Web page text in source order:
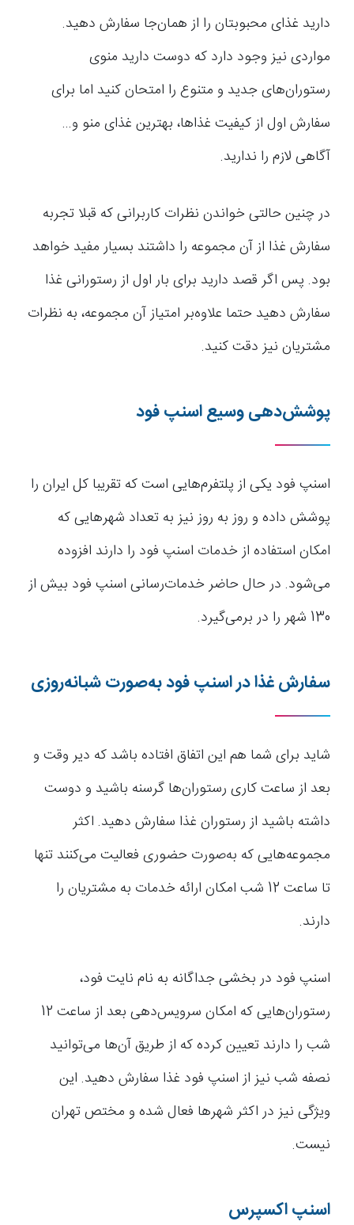
دارید غذای محبوبتان را از همان‌جا سفارش دهید.
مواردی نیز وجود دارد که دوست دارید منوی
رستوران‌های جدید و متنوع را امتحان کنید اما برای
سفارش اول از کیفیت غذاها، بهترین غذای منو و…
آگاهی لازم را ندارید.
در چنین حالتی خواندن نظرات کاربرانی که قبلا تجربه
سفارش غذا از آن مجموعه را داشتند بسیار مفید خواهد
بود. پس اگر قصد دارید برای بار اول از رستورانی غذا
سفارش دهید حتما علاوه‌بر امتیاز آن مجموعه، به نظرات
مشتریان نیز دقت کنید.
پوشش‌دهی وسیع اسنپ فود
اسنپ فود یکی از پلتفرم‌هایی است که تقریبا کل ایران را
پوشش داده و روز به روز نیز به تعداد شهرهایی که
امکان استفاده از خدمات اسنپ فود را دارند افزوده
می‌شود. در حال حاضر خدمات‌رسانی اسنپ فود بیش از
130 شهر را در برمی‌گیرد.
سفارش غذا در اسنپ فود به‌صورت شبانه‌روزی
شاید برای شما هم این اتفاق افتاده باشد که دیر وقت و
بعد از ساعت کاری رستوران‌ها گرسنه باشید و دوست
داشته باشید از رستوران غذا سفارش دهید. اکثر
مجموعه‌هایی که به‌صورت حضوری فعالیت می‌کنند تنها
تا ساعت 12 شب امکان ارائه خدمات به مشتریان را
دارند.
اسنپ فود در بخشی جداگانه به نام نایت فود،
رستوران‌هایی که امکان سرویس‌دهی بعد از ساعت 12
شب را دارند تعیین کرده که از طریق آن‌ها می‌توانید
نصفه شب نیز از اسنپ فود غذا سفارش دهید. این
ویژگی نیز در اکثر شهرها فعال شده و مختص تهران
نیست.
اسنپ اکسپرس